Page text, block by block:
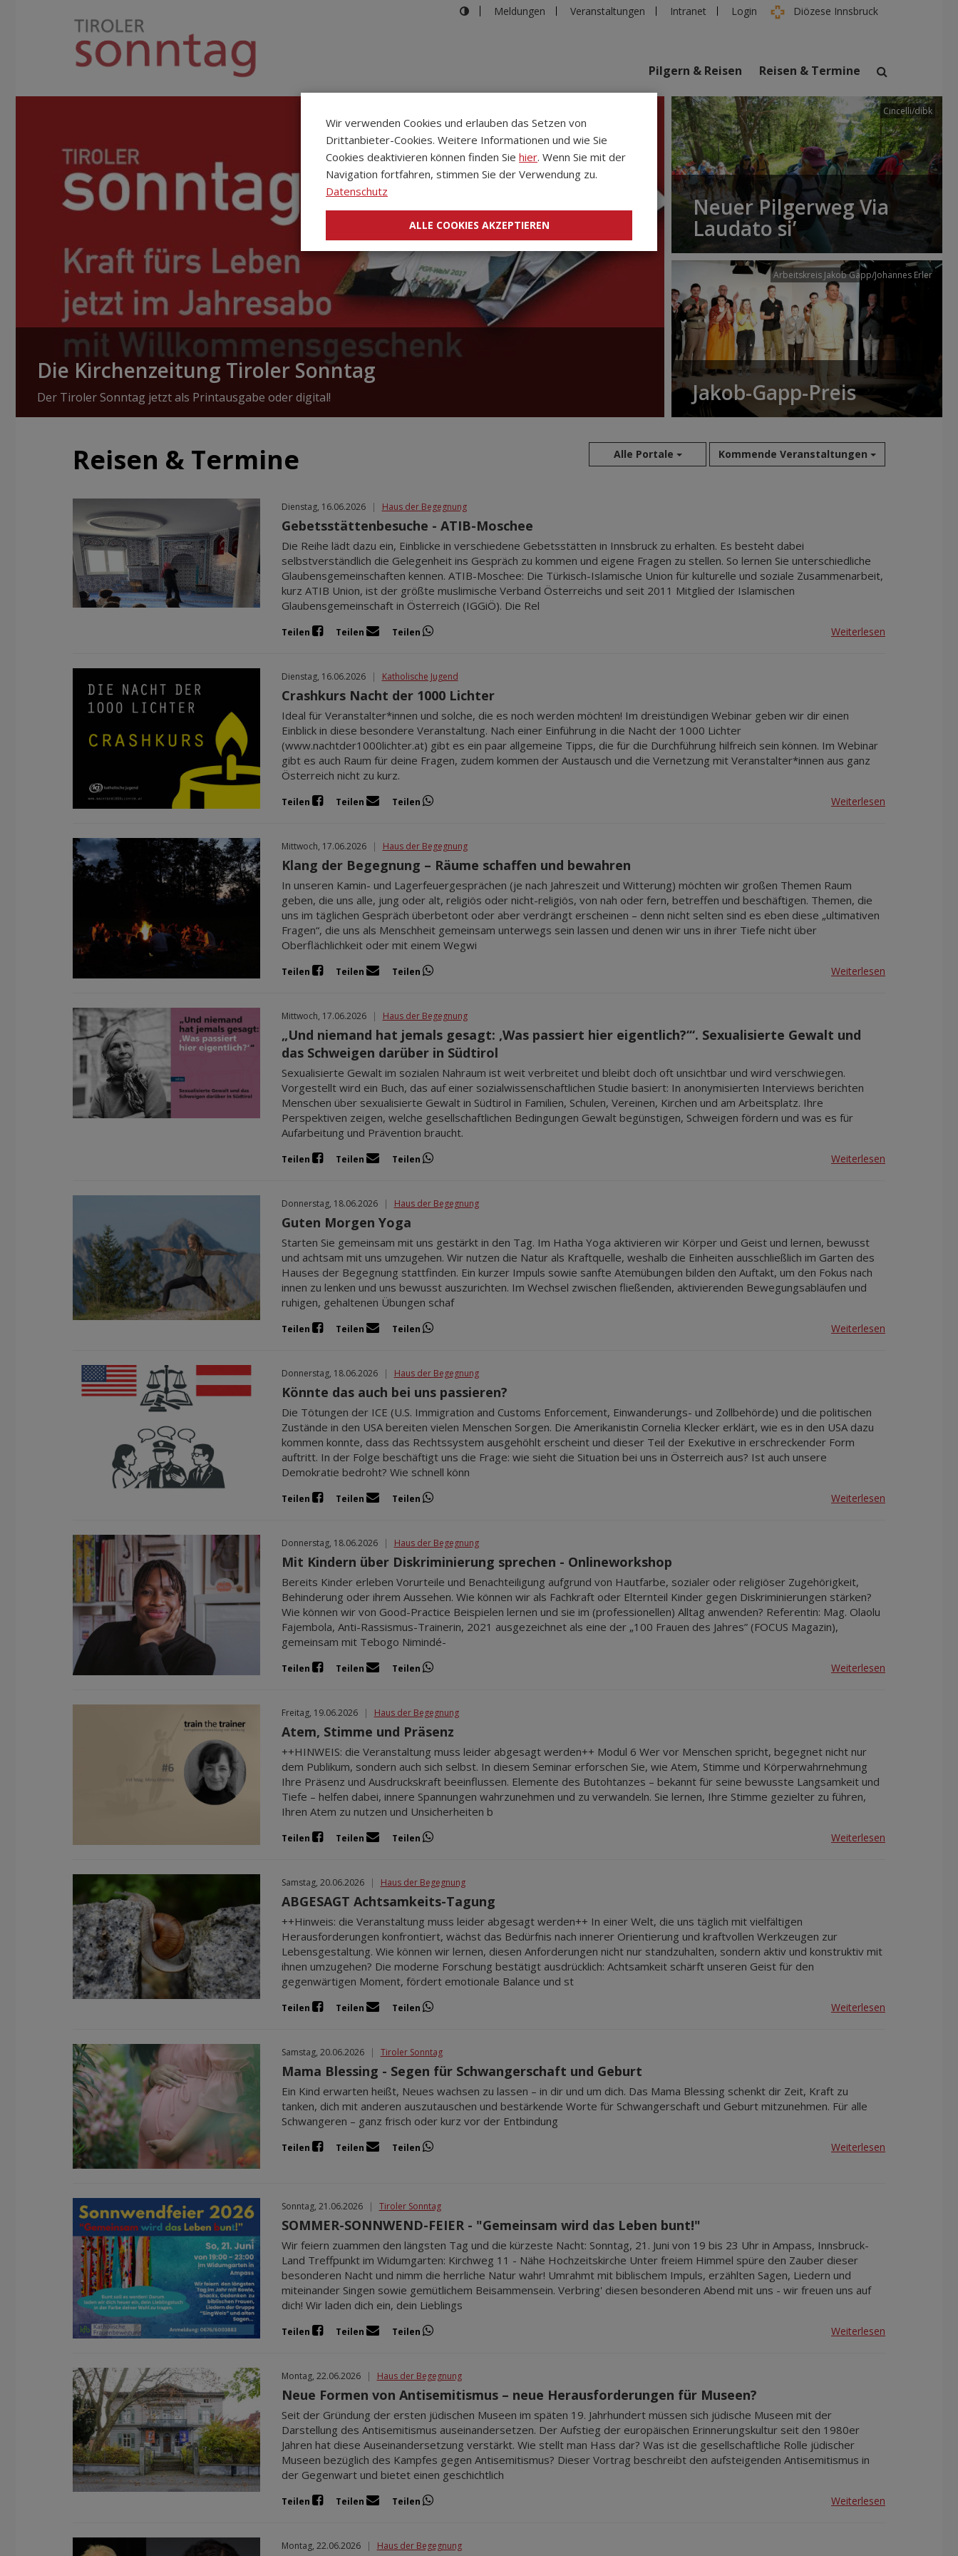
Meldungen Veranstaltungen Intranet Login Diözese Innsbruck
suchen
Veranstaltungen Personen
Pilgern & Reisen Reisen & Termine
Die Kirchenzeitung Tiroler Sonntag
Der Tiroler Sonntag jetzt als Printausgabe oder digital!
Cincelli/dibk
Neuer Pilgerweg Via
Laudato si’
Arbeitskreis Jakob Gapp/Johannes Erler
Jakob-Gapp-Preis
Reisen & Termine Alle Portale Kommende Veranstaltungen
Okt 2026
Nov 2026
Dez 2026
Jan 2027
Dienstag, 16.06.2026 | Haus der Begegnung
Gebetsstättenbesuche - ATIB-Moschee
Die Reihe lädt dazu ein, Einblicke in verschiedene Gebetsstätten in Innsbruck zu erhalten. Es besteht dabei
selbstverständlich die Gelegenheit ins Gespräch zu kommen und eigene Fragen zu stellen. So lernen Sie unterschiedliche
Glaubensgemeinschaften kennen. ATIB-Moschee: Die Türkisch-Islamische Union für kulturelle und soziale Zusammenarbeit,
kurz ATIB Union, ist der größte muslimische Verband Österreichs und seit 2011 Mitglied der Islamischen
Glaubensgemeinschaft in Österreich (IGGiÖ). Die Rel
Teilen Teilen Teilen Weiterlesen
Dienstag, 16.06.2026 | Katholische Jugend
Crashkurs Nacht der 1000 Lichter
Ideal für Veranstalter*innen und solche, die es noch werden möchten! Im dreistündigen Webinar geben wir dir einen
Einblick in diese besondere Veranstaltung. Nach einer Einführung in die Nacht der 1000 Lichter
(www.nachtder1000lichter.at) gibt es ein paar allgemeine Tipps, die für die Durchführung hilfreich sein können. Im Webinar
gibt es auch Raum für deine Fragen, zudem kommen der Austausch und die Vernetzung mit Veranstalter*innen aus ganz
Österreich nicht zu kurz.
Teilen Teilen Teilen Weiterlesen
Mittwoch, 17.06.2026 | Haus der Begegnung
Klang der Begegnung – Räume schaffen und bewahren
In unseren Kamin- und Lagerfeuergesprächen (je nach Jahreszeit und Witterung) möchten wir großen Themen Raum
geben, die uns alle, jung oder alt, religiös oder nicht-religiös, von nah oder fern, betreffen und beschäftigen. Themen, die
uns im täglichen Gespräch überbetont oder aber verdrängt erscheinen – denn nicht selten sind es eben diese „ultimativen
Fragen“, die uns als Menschheit gemeinsam unterwegs sein lassen und denen wir uns in ihrer Tiefe nicht über
Oberflächlichkeit oder mit einem Wegwi
Teilen Teilen Teilen Weiterlesen
Mittwoch, 17.06.2026 | Haus der Begegnung
„Und niemand hat jemals gesagt: ‚Was passiert hier eigentlich?‘“. Sexualisierte Gewalt und
das Schweigen darüber in Südtirol
Sexualisierte Gewalt im sozialen Nahraum ist weit verbreitet und bleibt doch oft unsichtbar und wird verschwiegen.
Vorgestellt wird ein Buch, das auf einer sozialwissenschaftlichen Studie basiert: In anonymisierten Interviews berichten
Menschen über sexualisierte Gewalt in Südtirol in Familien, Schulen, Vereinen, Kirchen und am Arbeitsplatz. Ihre
Perspektiven zeigen, welche gesellschaftlichen Bedingungen Gewalt begünstigen, Schweigen fördern und was es für
Aufarbeitung und Prävention braucht.
Teilen Teilen Teilen Weiterlesen
Donnerstag, 18.06.2026 | Haus der Begegnung
Guten Morgen Yoga
Starten Sie gemeinsam mit uns gestärkt in den Tag. Im Hatha Yoga aktivieren wir Körper und Geist und lernen, bewusst
und achtsam mit uns umzugehen. Wir nutzen die Natur als Kraftquelle, weshalb die Einheiten ausschließlich im Garten des
Hauses der Begegnung stattfinden. Ein kurzer Impuls sowie sanfte Atemübungen bilden den Auftakt, um den Fokus nach
innen zu lenken und uns bewusst auszurichten. Im Wechsel zwischen fließenden, aktivierenden Bewegungsabläufen und
ruhigen, gehaltenen Übungen schaf
Teilen Teilen Teilen Weiterlesen
Donnerstag, 18.06.2026 | Haus der Begegnung
Könnte das auch bei uns passieren?
Die Tötungen der ICE (U.S. Immigration and Customs Enforcement, Einwanderungs- und Zollbehörde) und die politischen
Zustände in den USA bereiten vielen Menschen Sorgen. Die Amerikanistin Cornelia Klecker erklärt, wie es in den USA dazu
kommen konnte, dass das Rechtssystem ausgehöhlt erscheint und dieser Teil der Exekutive in erschreckender Form
auftritt. In der Folge beschäftigt uns die Frage: wie sieht die Situation bei uns in Österreich aus? Ist auch unsere
Demokratie bedroht? Wie schnell könn
Teilen Teilen Teilen Weiterlesen
Donnerstag, 18.06.2026 | Haus der Begegnung
Mit Kindern über Diskriminierung sprechen - Onlineworkshop
Bereits Kinder erleben Vorurteile und Benachteiligung aufgrund von Hautfarbe, sozialer oder religiöser Zugehörigkeit,
Behinderung oder ihrem Aussehen. Wie können wir als Fachkraft oder Elternteil Kinder gegen Diskriminierungen stärken?
Wie können wir von Good-Practice Beispielen lernen und sie im (professionellen) Alltag anwenden? Referentin: Mag. Olaolu
Fajembola, Anti-Rassismus-Trainerin, 2021 ausgezeichnet als eine der „100 Frauen des Jahres” (FOCUS Magazin),
gemeinsam mit Tebogo Nimindé-
Teilen Teilen Teilen Weiterlesen
Freitag, 19.06.2026 | Haus der Begegnung
Atem, Stimme und Präsenz
++HINWEIS: die Veranstaltung muss leider abgesagt werden++ Modul 6 Wer vor Menschen spricht, begegnet nicht nur
dem Publikum, sondern auch sich selbst. In diesem Seminar erforschen Sie, wie Atem, Stimme und Körperwahrnehmung
Ihre Präsenz und Ausdruckskraft beeinflussen. Elemente des Butohtanzes – bekannt für seine bewusste Langsamkeit und
Tiefe – helfen dabei, innere Spannungen wahrzunehmen und zu verwandeln. Sie lernen, Ihre Stimme gezielter zu führen,
Ihren Atem zu nutzen und Unsicherheiten b
Teilen Teilen Teilen Weiterlesen
Samstag, 20.06.2026 | Haus der Begegnung
ABGESAGT Achtsamkeits-Tagung
++Hinweis: die Veranstaltung muss leider abgesagt werden++ In einer Welt, die uns täglich mit vielfältigen
Herausforderungen konfrontiert, wächst das Bedürfnis nach innerer Orientierung und kraftvollen Werkzeugen zur
Lebensgestaltung. Wie können wir lernen, diesen Anforderungen nicht nur standzuhalten, sondern aktiv und konstruktiv mit
ihnen umzugehen? Die moderne Forschung bestätigt ausdrücklich: Achtsamkeit schärft unseren Geist für den
gegenwärtigen Moment, fördert emotionale Balance und st
Teilen Teilen Teilen Weiterlesen
Samstag, 20.06.2026 | Tiroler Sonntag
Mama Blessing - Segen für Schwangerschaft und Geburt
Ein Kind erwarten heißt, Neues wachsen zu lassen – in dir und um dich. Das Mama Blessing schenkt dir Zeit, Kraft zu
tanken, dich mit anderen auszutauschen und bestärkende Worte für Schwangerschaft und Geburt mitzunehmen. Für alle
Schwangeren – ganz frisch oder kurz vor der Entbindung
Teilen Teilen Teilen Weiterlesen
Sonntag, 21.06.2026 | Tiroler Sonntag
SOMMER-SONNWEND-FEIER - "Gemeinsam wird das Leben bunt!"
Wir feiern zuammen den längsten Tag und die kürzeste Nacht: Sonntag, 21. Juni von 19 bis 23 Uhr in Ampass, Innsbruck-
Land Treffpunkt im Widumgarten: Kirchweg 11 - Nähe Hochzeitskirche Unter freiem Himmel spüre den Zauber dieser
besonderen Nacht und nimm die herrliche Natur wahr! Umrahmt mit biblischem Impuls, erzählten Sagen, Liedern und
miteinander Singen sowie gemütlichem Beisammensein. Verbring' diesen besonderen Abend mit uns - wir freuen uns auf
dich! Wir laden dich ein, dein Lieblings
Teilen Teilen Teilen Weiterlesen
Montag, 22.06.2026 | Haus der Begegnung
Neue Formen von Antisemitismus – neue Herausforderungen für Museen?
Seit der Gründung der ersten jüdischen Museen im späten 19. Jahrhundert müssen sich jüdische Museen mit der
Darstellung des Antisemitismus auseinandersetzen. Der Aufstieg der europäischen Erinnerungskultur seit den 1980er
Jahren hat diese Auseinandersetzung verstärkt. Wie stellt man Hass dar? Was ist die gesellschaftliche Rolle jüdischer
Museen bezüglich des Kampfes gegen Antisemitismus? Dieser Vortrag beschreibt den aufsteigenden Antisemitismus in
der Gegenwart und bietet einen geschichtlich
Teilen Teilen Teilen Weiterlesen
Montag, 22.06.2026 | Haus der Begegnung
Wir verwenden Cookies und erlauben das Setzen von
Drittanbieter-Cookies. Weitere Informationen und wie Sie
Cookies deaktivieren können finden Sie hier. Wenn Sie mit der
Navigation fortfahren, stimmen Sie der Verwendung zu.
Datenschutz
ALLE COOKIES AKZEPTIEREN